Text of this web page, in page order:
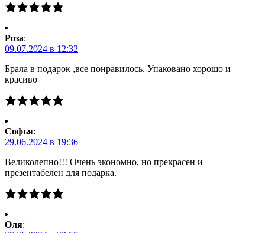
Роза:
09.07.2024 в 12:32
Брала в подарок ,все понравилось. Упаковано хорошо и
красиво
Софья:
29.06.2024 в 19:36
Великолепно!!! Очень экономно, но прекрасен и
презентабелен для подарка.
Оля: